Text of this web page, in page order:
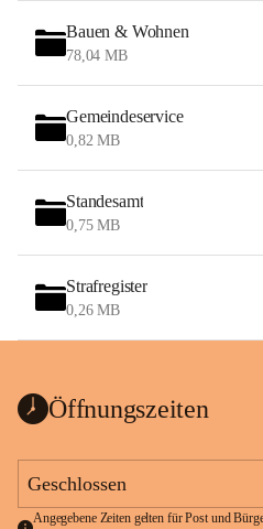
Bauen & Wohnen
78,04 MB
Gemeindeservice
0,82 MB
Standesamt
0,75 MB
Strafregister
0,26 MB
Öffnungszeiten
Geschlossen
Angegebene Zeiten gelten für Post und